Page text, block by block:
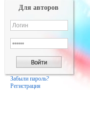
Для авторов
Забыли пароль?
Регистрация